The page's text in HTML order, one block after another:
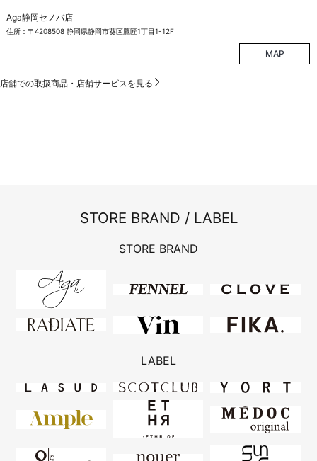
Aga静岡セノバ店
住所：〒4208508 静岡県静岡市葵区鷹匠1丁目1-12F
MAP
店舗での取扱商品・店舗サービスを見る
STORE BRAND / LABEL
STORE BRAND
LABEL